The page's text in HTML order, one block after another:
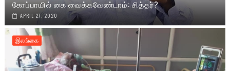
கோப்பாயில் கை வைக்கவேண்டாம்: சித்தர்?
APRIL 27, 2020
இலங்கை